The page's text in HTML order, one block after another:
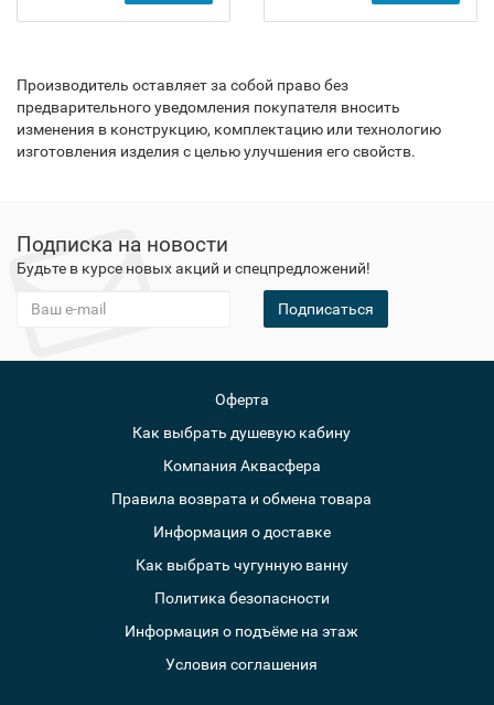
Производитель оставляет за собой право без
предварительного уведомления покупателя вносить
изменения в конструкцию, комплектацию или технологию
изготовления изделия с целью улучшения его свойств.
Подписка на новости
Будьте в курсе новых акций и спецпредложений!
Подписаться
Оферта
Как выбрать душевую кабину
Компания Аквасфера
Правила возврата и обмена товара
Информация о доставке
Как выбрать чугунную ванну
Политика безопасности
Информация о подъёме на этаж
Условия соглашения